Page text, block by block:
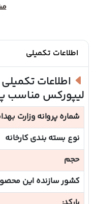
اطلاعات تکمیلی
اطلاعات تکمیلی
لیپورکس
شماره پروانه وزارت
نوع بسته بندی کارخانه
حجم
کشور سازنده این